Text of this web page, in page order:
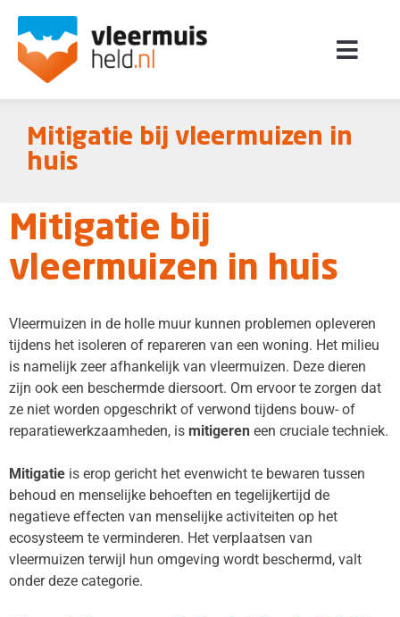
Mitigatie bij vleermuizen in
huis
Mitigatie bij
vleermuizen in huis
Vleermuizen in de holle muur kunnen problemen opleveren
tijdens het isoleren of repareren van een woning. Het milieu
is namelijk zeer afhankelijk van vleermuizen. Deze dieren
zijn ook een beschermde diersoort. Om ervoor te zorgen dat
ze niet worden opgeschrikt of verwond tijdens bouw- of
reparatiewerkzaamheden, is mitigeren een cruciale techniek.
Mitigatie is erop gericht het evenwicht te bewaren tussen
behoud en menselijke behoeften en tegelijkertijd de
negatieve effecten van menselijke activiteiten op het
ecosysteem te verminderen. Het verplaatsen van
vleermuizen terwijl hun omgeving wordt beschermd, valt
onder deze categorie.